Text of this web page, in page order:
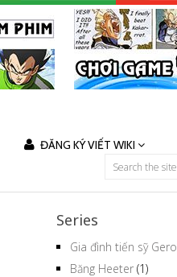
ĐĂNG KÝ VIẾT WIKI
Series
Gia đình tiến sỹ Gero
Băng Heeter (1)